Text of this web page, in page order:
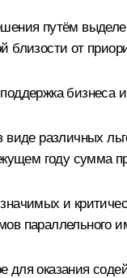
путём
от
бизнеса
различных
году сумма
и
параллельного
для оказания